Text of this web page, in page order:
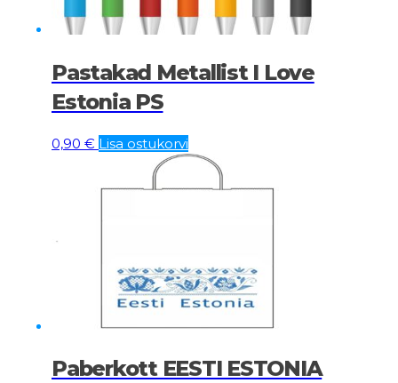
Pastakad Metallist I Love
Estonia PS
0,90 € Lisa ostukorvi
Paberkott EESTI ESTONIA